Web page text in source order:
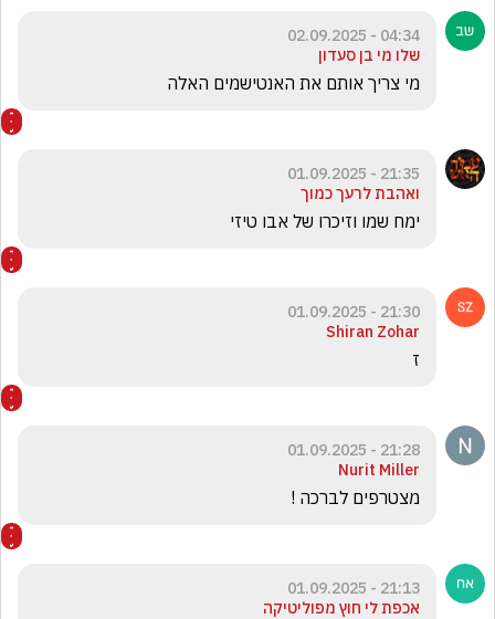
04:34 - 02.09.2025
שלו מי בן סעדון
מי צריך אותם את האנטישמים האלה
21:35 - 01.09.2025
ואהבת לרעך כמוך
ימח שמו וזיכרו של אבו טיזי
21:30 - 01.09.2025
Shiran Zohar
ז
21:28 - 01.09.2025
Nurit Miller
מצטרפים לברכה !
21:13 - 01.09.2025
אכפת לי חוץ מפוליטיקה